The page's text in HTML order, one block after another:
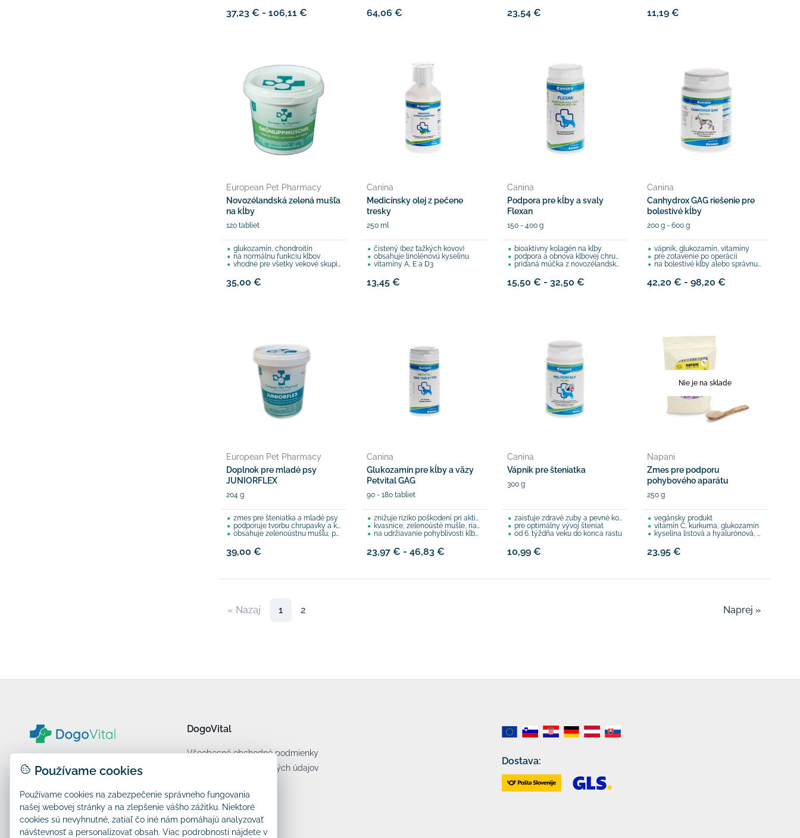
37,23 € - 106,11 € 64,06 € 23,54 € 11,19 €
European Pet Pharmacy
Novozélandská zelená mušľa
na kĺby
120 tabliet
glukozamín, chondroitín
na normálnu funkciu kĺbov
vhodné pre všetky vekové skupiny
35,00 €
Canina
Medicínsky olej z pečene
tresky
250 ml
čistený (bez ťažkých kovov)
obsahuje linolénovú kyselinu
vitamíny A, E a D3
13,45 €
Canina
Podpora pre kĺby a svaly
Flexan
150 - 400 g
bioaktívny kolagén na kĺby
podpora a obnova kĺbovej chrupavky
pridaná múčka z novozélandských zelenoústych mušlí, biotín, zinok,...
15,50 € - 32,50 €
Canina
Canhydrox GAG riešenie pre
bolestivé kĺby
200 g - 600 g
vápnik, glukozamín, vitamíny
pre zotavenie po operácii
na bolestivé kĺby alebo správnu tvorbu šteniatok
42,20 € - 98,20 €
European Pet Pharmacy
Doplnok pre mladé psy
JUNIORFLEX
204 g
zmes pre šteniatka a mladé psy
podporuje tvorbu chrupavky a kĺbov
obsahuje zelenoústnu mušľu, posilňuje
39,00 €
Canina
Glukozamín pre kĺby a väzy
Petvital GAG
90 - 180 tabliet
znižuje riziko poškodení pri aktivitách
kvasnice, zelenoústé mušle, riasy, ...
na udržiavanie pohyblivosti kĺbov a prevenciu
23,97 € - 46,83 €
Canina
Vápnik pre šteniatka
300 g
zaisťuje zdravé zuby a pevné kosti
pre optimálny vývoj šteniat
od 6. týždňa veku do konca rastu
10,99 €
Nie je na sklade
Napani
Zmes pre podporu
pohybového aparátu
250 g
vegánsky produkt
vitamín C, kurkuma, glukozamín
kyselina listová a hyalurónová, betakarotén
23,95 €
« Nazaj 1 2 Naprej »
N2X d.o.o.
info@dogovital.sk
DogoVital
Všeobecné obchodné podmienky
Zásady ochrany osobných údajov
Dostava:
Používame cookies
Používame cookies na zabezpečenie správneho fungovania
našej webovej stránky a na zlepšenie vášho zážitku. Niektoré
cookies sú nevyhnutné, zatiaľ čo iné nám pomáhajú analyzovať
návštevnosť a personalizovať obsah. Viac podrobností nájdete v